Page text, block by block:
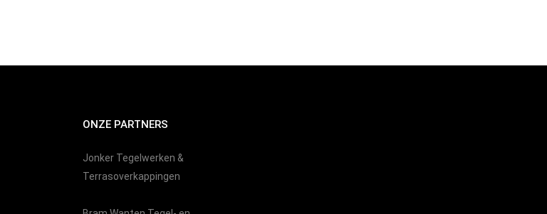
ONZE PARTNERS
Jonker Tegelwerken &
Terrasoverkappingen